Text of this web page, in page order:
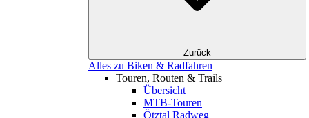
Zurück
Alles zu Biken & Radfahren
Touren, Routen & Trails
Übersicht
MTB-Touren
Ötztal Radweg